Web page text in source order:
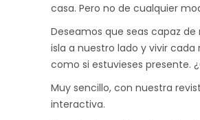
casa. Pero no de cualquier
Deseamos que seas capaz de
isla a nuestro lado y vivir cada
como si estuvieses presente.
Muy sencillo, con nuestra
interactiva.